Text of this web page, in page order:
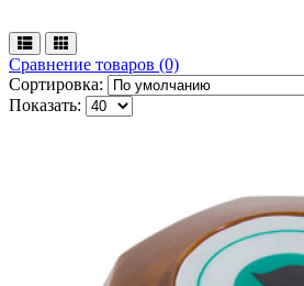
Сравнение товаров (0)
Сортировка:
Показать: